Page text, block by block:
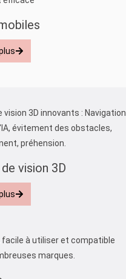
vision 3D innovants : Navigation
évitement des obstacles,
préhension.
vision 3D
facile à utiliser et compatible
marques.